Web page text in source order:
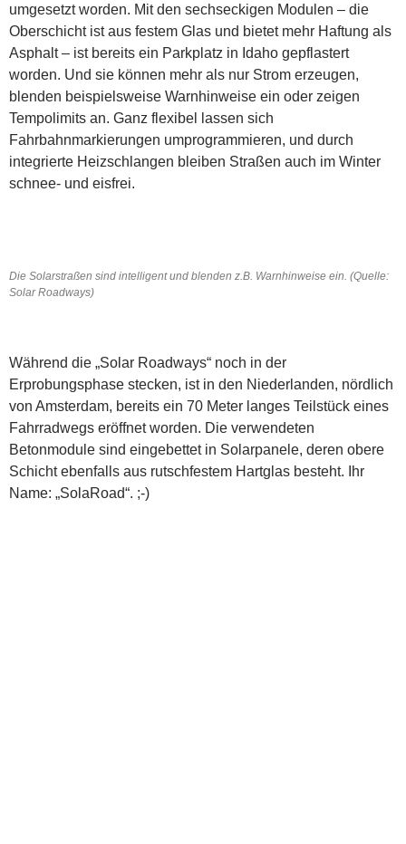
umgesetzt worden. Mit den sechseckigen Modulen – die
Oberschicht ist aus festem Glas und bietet mehr Haftung als
Asphalt – ist bereits ein Parkplatz in Idaho gepflastert
worden. Und sie können mehr als nur Strom erzeugen,
blenden beispielsweise Warnhinweise ein oder zeigen
Tempolimits an. Ganz flexibel lassen sich
Fahrbahnmarkierungen umprogrammieren, und durch
integrierte Heizschlangen bleiben Straßen auch im Winter
schnee- und eisfrei.
Die Solarstraßen sind intelligent und blenden z.B. Warnhinweise ein. (Quelle:
Solar Roadways)
Während die „Solar Roadways“ noch in der
Erprobungsphase stecken, ist in den Niederlanden, nördlich
von Amsterdam, bereits ein 70 Meter langes Teilstück eines
Fahrradwegs eröffnet worden. Die verwendeten
Betonmodule sind eingebettet in Solarpanele, deren obere
Schicht ebenfalls aus rutschfestem Hartglas besteht. Ihr
Name: „SolaRoad“. ;-)